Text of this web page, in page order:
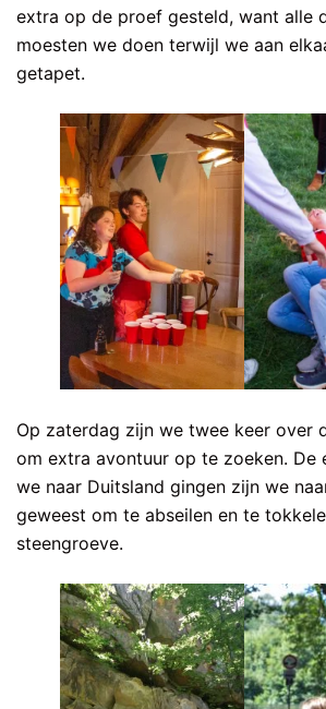
extra op de proef gesteld, want alle
moesten we doen terwijl we aan
getapet.
Op zaterdag zijn we twee keer over
om extra avontuur op te zoeken. De
we naar Duitsland gingen zijn we
geweest om te abseilen en te
steengroeve.